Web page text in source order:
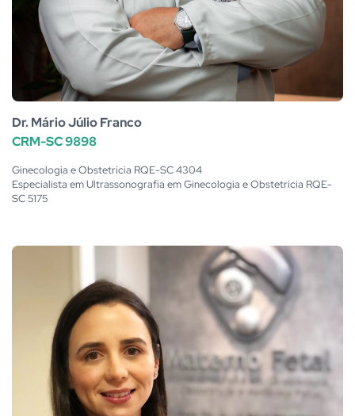
Dr. Mário Júlio Franco
CRM-SC 9898
Ginecologia e Obstetrícia RQE-SC 4304
Especialista em Ultrassonografia em Ginecologia e Obstetrícia RQE-
SC 5175